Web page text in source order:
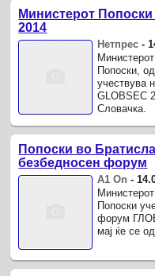
Министерот Попоски
2014
Нетпрес -
Попоски,
учествува
GLOBSEC
Словачка.
Попоски во
безбедносен форум
А1 On -
Попоски
форум
мај ќе се